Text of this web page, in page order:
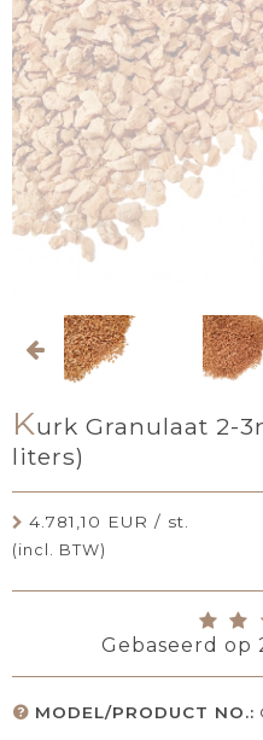
Kurk Granulaat 2-
liters)
4.781,10 EUR / st.
(incl. BTW)
Gebaseerd op
MODEL/PRODUCT NO.: